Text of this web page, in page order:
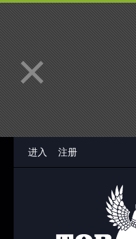
进入 注册
×